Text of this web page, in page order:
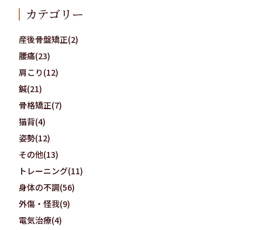
カテゴリー
産後骨盤矯正(2)
腰痛(23)
肩こり(12)
鍼(21)
骨格矯正(7)
猫背(4)
姿勢(12)
その他(13)
トレーニング(11)
身体の不調(56)
外傷・怪我(9)
電気治療(4)